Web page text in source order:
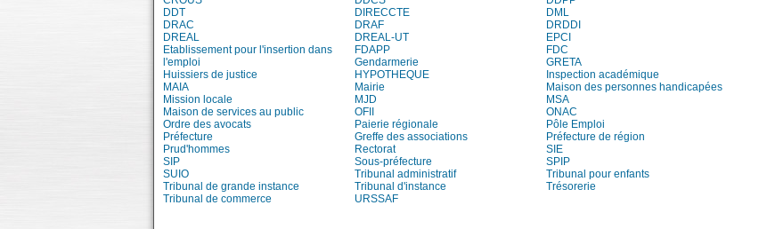
DDT
DIRECCTE
DML
DRAC
DRAF
DRDDI
DREAL
DREAL-UT
EPCI
Etablissement pour l'insertion dans
l'emploi
FDAPP
FDC
Gendarmerie
GRETA
Huissiers de justice
HYPOTHEQUE
Inspection académique
MAIA
Mairie
Maison des personnes handicapées
Mission locale
MJD
MSA
Maison de services au public
OFII
ONAC
Ordre des avocats
Paierie régionale
Pôle Emploi
Préfecture
Greffe des associations
Préfecture de région
Prud'hommes
Rectorat
SIE
SIP
Sous-préfecture
SPIP
SUIO
Tribunal administratif
Tribunal pour enfants
Tribunal de grande instance
Tribunal d'instance
Trésorerie
Tribunal de commerce
URSSAF